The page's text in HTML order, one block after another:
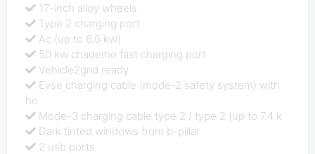
17-inch alloy wheels
Type 2 charging port
Ac (up to 6.6 kw)
50 kw chademo fast charging port
Vehicle2grid ready
Evse charging cable (mode-2 safety system) with
ho
Mode-3 charging cable type 2 / type 2 (up to 7.4 k
Dark tinted windows from b-pillar
2 usb ports